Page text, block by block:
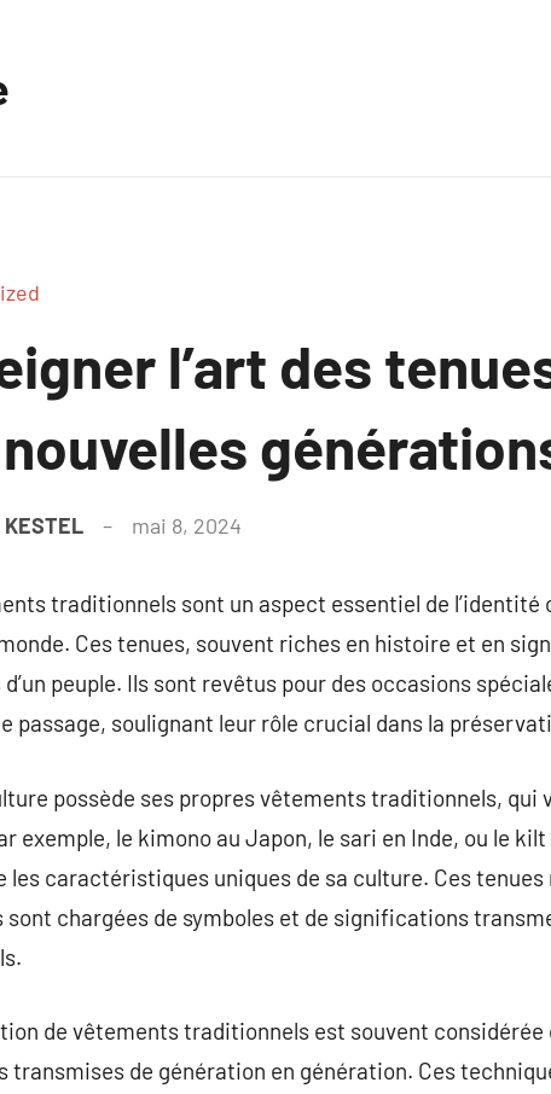
l’art des
mai 8, 2024
traditionnels sont un aspect essentiel de
Ces tenues, souvent riches en histoire et en
peuple. Ils sont revêtus pour des occasions
passage, soulignant leur rôle crucial dans la
possède ses propres vêtements traditionnels,
exemple, le kimono au Japon, le sari en Inde, ou le
les caractéristiques uniques de sa culture. Ces
sont chargées de symboles et de significations
de vêtements traditionnels est souvent considérée
transmises de génération en génération. Ces